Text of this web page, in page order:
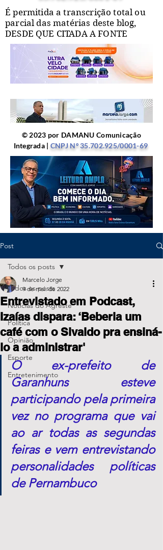
É permitida a transcrição total ou
parcial das matérias deste blog,
DESDE QUE CITADA A FONTE
© 2023 por DAMANU Comunicação
Integrada | CNPJ Nº35.702.925/0001-69
Post
Todos os posts
Notícias do Agreste
Política
Opinião
Esporte
Entretenimento
Todos os posts
Entrevistado em Podcast,
Izaías dispara: ‘Beberia um
café com o Sivaldo pra ensiná-
lo a administrar'
Marcelo Jorge
9 de mai. de 2022
O ex-prefeito de
Garanhuns esteve
participando pela primeira
vez no programa que vai
ao ar todas as segundas
feiras e vem entrevistando
personalidades políticas
de Pernambuco